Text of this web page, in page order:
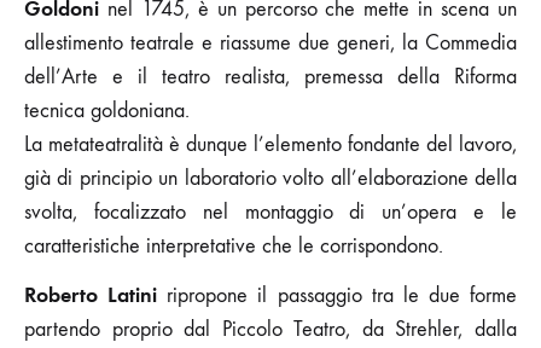
Goldoni nel 1745, è un percorso che mette in scena un
allestimento teatrale e riassume due generi, la Commedia
dell’Arte e il teatro realista, premessa della Riforma
tecnica goldoniana.
La metateatralità è dunque l’elemento fondante del lavoro,
già di principio un laboratorio volto all’elaborazione della
svolta, focalizzato nel montaggio di un’opera e le
caratteristiche interpretative che le corrispondono.
Roberto Latini ripropone il passaggio tra le due forme
partendo proprio dal Piccolo Teatro, da Strehler, dalla